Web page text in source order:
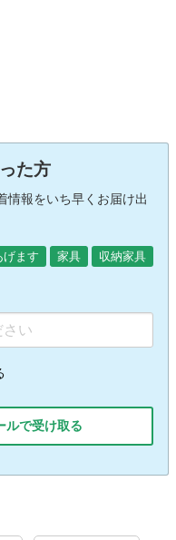
た方
情報をいち早くお届け出
げます 家具
収納家具
ルで受け取る